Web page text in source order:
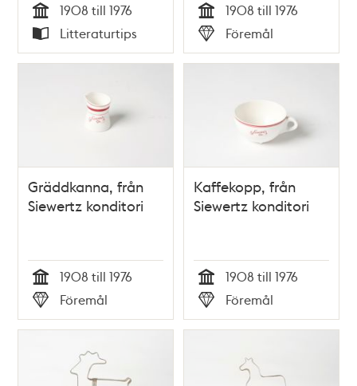
Tid
1908 till 1976
Typ
Litteraturtips Tid
1908 till 1976
Typ
Föremål
Gräddkanna, från
Siewertz konditori
Tid
1908 till 1976
Typ
Föremål
Kaffekopp, från
Siewertz konditori
Tid
1908 till 1976
Typ
Föremål